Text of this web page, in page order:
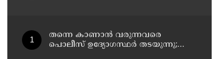
തന്നെ കാണാൻ വരുന്നവരെ
പൊലീസ് ഉദ‍്യോഗസ്ഥർ തടയുന്നു;